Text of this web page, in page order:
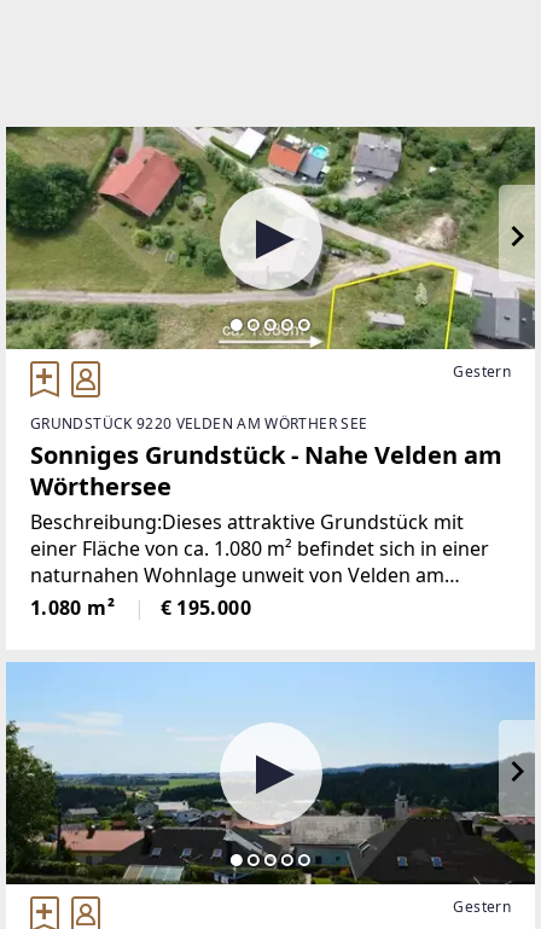
Gestern
GRUNDSTÜCK 9220 VELDEN AM WÖRTHER SEE
Sonniges Grundstück - Nahe Velden am
Wörthersee
Beschreibung:Dieses attraktive Grundstück mit
einer Fläche von ca. 1.080 m² befindet sich in einer
naturnahen Wohnlage unweit von Velden am
Wörthersee.Die hervorragende Ausrichtung nach
Süden sowie die leichte Hanglage schaffen ideale
1.080 m² € 195.000
Gestern